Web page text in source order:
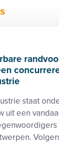
staat
uit een